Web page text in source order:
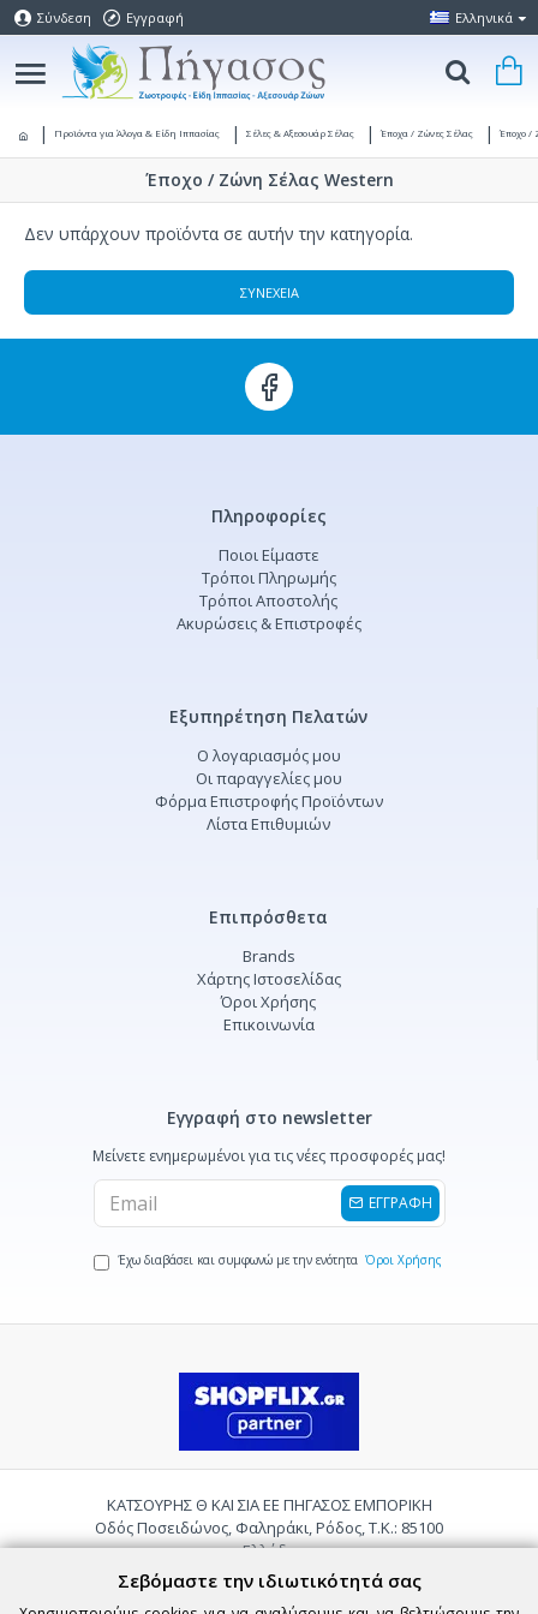
Σύνδεση Εγγραφή Ελληνικά
Προϊόντα για Άλογα & Είδη Ιππασίας Σέλες & Αξεσουάρ Σέλας Έποχα / Ζώνες Σέλας Έποχο /
Έποχο / Ζώνη Σέλας Western
Δεν υπάρχουν προϊόντα σε αυτήν την κατηγορία.
ΣΥΝΈΧΕΙΑ
Πληροφορίες
Ποιοι Είμαστε
Τρόποι Πληρωμής
Τρόποι Αποστολής
Ακυρώσεις & Επιστροφές
Εξυπηρέτηση Πελατών
Ο λογαριασμός μου
Οι παραγγελίες μου
Φόρμα Επιστροφής Προϊόντων
Λίστα Επιθυμιών
Επιπρόσθετα
Brands
Χάρτης Ιστοσελίδας
Όροι Χρήσης
Επικοινωνία
Εγγραφή στο newsletter
Μείνετε ενημερωμένοι για τις νέες προσφορές μας!
ΕΓΓΡΑΦΗ
Έχω διαβάσει και συμφωνώ με την ενότητα Όροι Χρήσης
ΚΑΤΣΟΥΡΗΣ Θ ΚΑΙ ΣΙΑ ΕΕ ΠΗΓΑΣΟΣ ΕΜΠΟΡΙΚΗ
Οδός Ποσειδώνος, Φαληράκι, Ρόδος, Τ.Κ.: 85100
Ελλάδα
Τηλ.:2241085059
Email:
pigasosemporiki@gmail.com
Σεβόμαστε την ιδιωτικότητά σας